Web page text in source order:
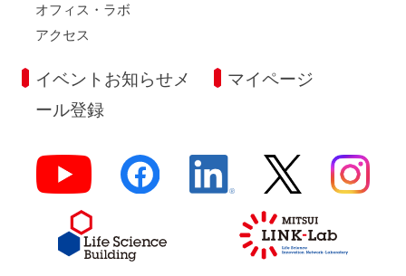
オフィス・ラボ
アクセス
イベントお知らせメ
ール登録
マイページ